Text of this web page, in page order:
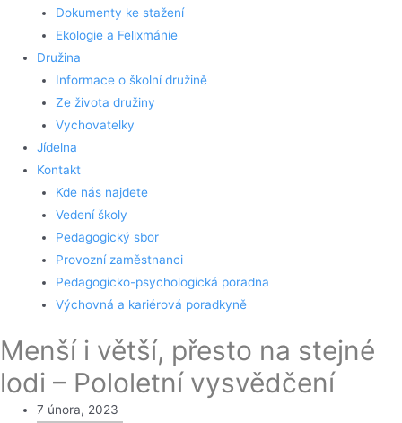
Dokumenty ke stažení
Ekologie a Felixmánie
Družina
Informace o školní družině
Ze života družiny
Vychovatelky
Jídelna
Kontakt
Kde nás najdete
Vedení školy
Pedagogický sbor
Provozní zaměstnanci
Pedagogicko-psychologická poradna
Výchovná a kariérová poradkyně
Menší i větší, přesto na stejné
lodi – Pololetní vysvědčení
7 února, 2023